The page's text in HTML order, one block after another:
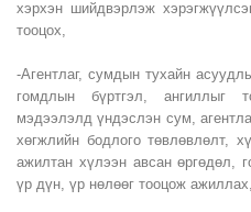
хэрхэн шийдвэрлэж
тооцох,
-Агентлаг, сумдын тухайн
гомдлын бүртгэл, ангиллыг
мэдээлэлд үндэслэн сум,
хөгжлийн бодлого төвлөвлөлт,
ажилтан хүлээн авсан өргөдөл,
үр дүн, үр нөлөөг тооцож ажиллах,